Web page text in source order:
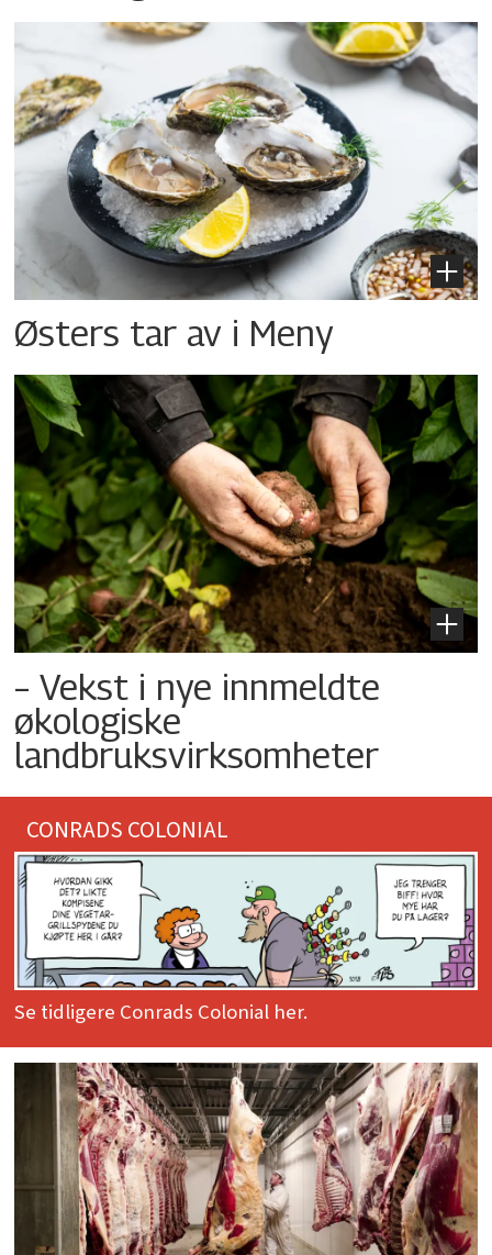
Østers tar av i Meny
– Vekst i nye innmeldte
økologiske
landbruksvirksomheter
CONRADS COLONIAL
Se tidligere Conrads Colonial her.